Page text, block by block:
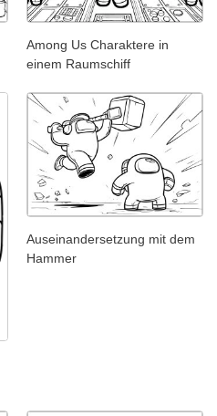
Among Us Charaktere in
einem Raumschiff
Auseinandersetzung mit dem
Hammer